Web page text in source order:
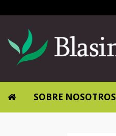
SOBRE NOSOTROS